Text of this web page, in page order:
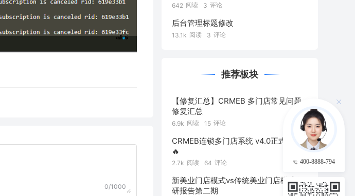
0/1000
642 阅读 3 评论
后台管理标题修改
13.1k 阅读 3 评论
推荐板块
【修复汇总】CRMEB 多门店常见问题
修复汇总
6.9k 阅读 15 评论
CRMEB连锁多门店系统 v4.0正式发布
🔥
2.7k 阅读 64 评论
新美业门店模式vs传统美业门店模式 调
研报告第二期
400-8888-794